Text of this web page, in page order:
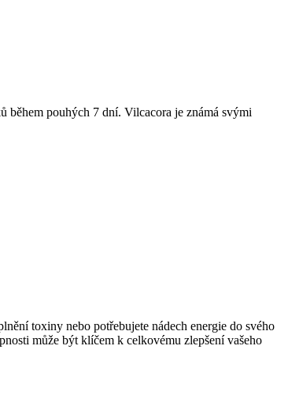
během pouhých 7 dní. Vilcacora je známá svými
toxiny nebo potřebujete nádech energie do svého
může být klíčem k celkovému zlepšení vašeho